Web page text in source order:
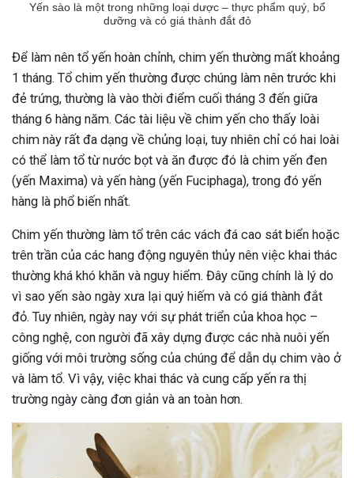
Sau Sinh Có Tự Khỏi
Thông Tin Cần Biết
Yến sào là một trong những loại dược – thực phẩm quý, bổ
dưỡng và có giá thành đắt đỏ
Để làm nên tổ yến hoàn chỉnh, chim yến thường mất khoảng
1 tháng. Tổ chim yến thường được chúng làm nên trước khi
đẻ trứng, thường là vào thời điểm cuối tháng 3 đến giữa
tháng 6 hàng năm. Các tài liệu về chim yến cho thấy loài
chim này rất đa dạng về chủng loại, tuy nhiên chỉ có hai loài
có thể làm tổ từ nước bọt và ăn được đó là chim yến đen
(yến Maxima) và yến hàng (yến Fuciphaga), trong đó yến
hàng là phổ biến nhất.
Chim yến thường làm tổ trên các vách đá cao sát biển hoặc
trên trần của các hang động nguyên thủy nên việc khai thác
thường khá khó khăn và nguy hiểm. Đây cũng chính là lý do
vì sao yến sào ngày xưa lại quý hiếm và có giá thành đắt
đỏ. Tuy nhiên, ngày nay với sự phát triển của khoa học –
công nghệ, con người đã xây dựng được các nhà nuôi yến
giống với môi trường sống của chúng để dẫn dụ chim vào ở
và làm tổ. Vì vậy, việc khai thác và cung cấp yến ra thị
trường ngày càng đơn giản và an toàn hơn.